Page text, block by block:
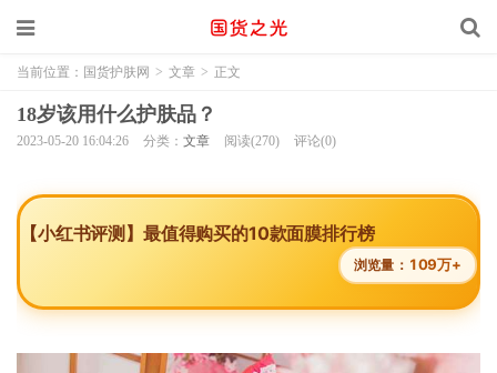
当前位置： 国货护肤网 > 文章 > 正文
18岁该用什么护肤品？
2023-05-20 16:04:26 分类： 文章 阅读(270) 评论(0)
【小红书评测】最值得购买的10款面膜排行榜
浏览量： 109万+